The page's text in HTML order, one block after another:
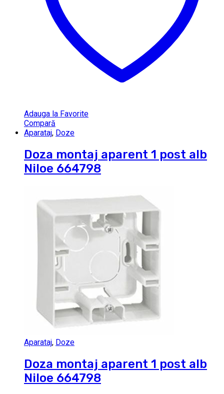
Adauga la Favorite
Compară
Aparataj, Doze
Doza montaj aparent 1 post alb
Niloe 664798
Aparataj, Doze
Doza montaj aparent 1 post alb
Niloe 664798